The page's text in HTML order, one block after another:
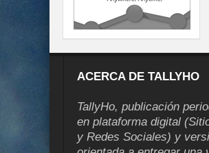
ACERCA DE TALLYHO
TallyHo, publicación
en plataforma digital
y Redes Sociales) y